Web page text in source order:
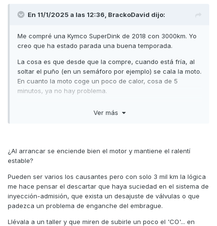
En 11/1/2025 a las 12:36, BrackoDavid dijo:
Me compré una Kymco SuperDink de 2018 con 3000km. Yo
creo que ha estado parada una buena temporada.
La cosa es que desde que la compre, cuando está fría, al
soltar el puño (en un semáforo por ejemplo) se cala la moto.
En cuanto la moto coge un poco de calor, cosa de 5
minutos, ya no hay problema.
gasolina 98 para limpiar a ver si mejoraba pero sigue igual.
atención.
Ver más
¿Al arrancar se enciende bien el motor y mantiene el ralentí
estable?
Pueden ser varios los causantes pero con solo 3 mil km la lógica
me hace pensar el descartar que haya suciedad en el sistema de
inyección-admisión, que exista un desajuste de válvulas o que
padezca un problema de enganche del embrague.
Llévala a un taller y que miren de subirle un poco el 'CO'... en